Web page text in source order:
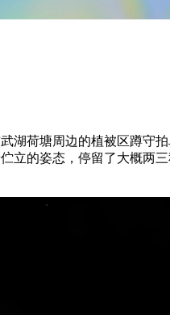
湖荷塘周边的植被区蹲守
立的姿态，停留了大概两